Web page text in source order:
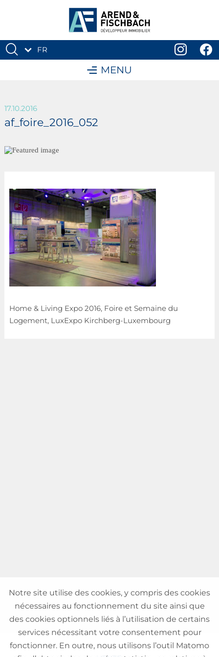
FR
MENU
17.10.2016
af_foire_2016_052
Home & Living Expo 2016, Foire et Semaine du
Logement, LuxExpo Kirchberg-Luxembourg
Notre site utilise des cookies, y compris des cookies
nécessaires au fonctionnement du site ainsi que
des cookies optionnels liés à l’utilisation de certains
services nécessitant votre consentement pour
fonctionner. En outre, nous utilisons l’outil Matomo